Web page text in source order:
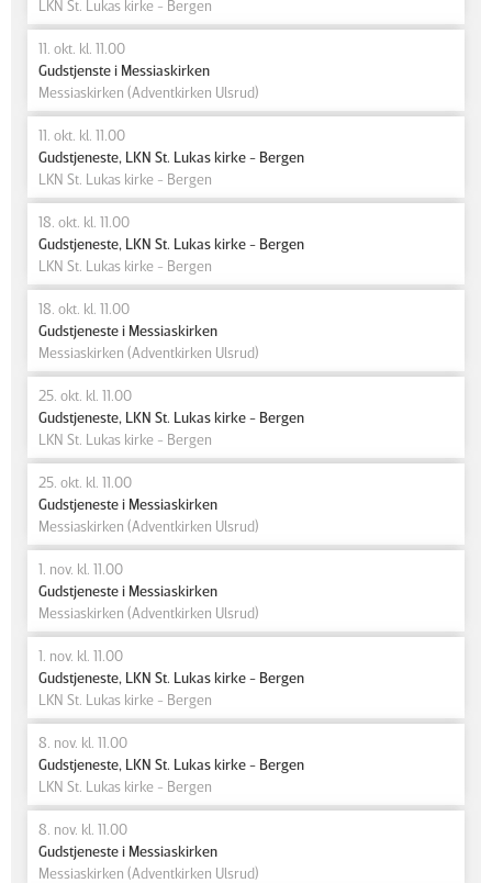
LKN St. Lukas kirke - Bergen
11. okt. kl. 11.00
Gudstjenste i Messiaskirken
Messiaskirken (Adventkirken Ulsrud)
11. okt. kl. 11.00
Gudstjeneste, LKN St. Lukas kirke - Bergen
LKN St. Lukas kirke - Bergen
18. okt. kl. 11.00
Gudstjeneste, LKN St. Lukas kirke - Bergen
LKN St. Lukas kirke - Bergen
18. okt. kl. 11.00
Gudstjeneste i Messiaskirken
Messiaskirken (Adventkirken Ulsrud)
25. okt. kl. 11.00
Gudstjeneste, LKN St. Lukas kirke - Bergen
LKN St. Lukas kirke - Bergen
25. okt. kl. 11.00
Gudstjeneste i Messiaskirken
Messiaskirken (Adventkirken Ulsrud)
1. nov. kl. 11.00
Gudstjeneste i Messiaskirken
Messiaskirken (Adventkirken Ulsrud)
1. nov. kl. 11.00
Gudstjeneste, LKN St. Lukas kirke - Bergen
LKN St. Lukas kirke - Bergen
8. nov. kl. 11.00
Gudstjeneste, LKN St. Lukas kirke - Bergen
LKN St. Lukas kirke - Bergen
8. nov. kl. 11.00
Gudstjeneste i Messiaskirken
Messiaskirken (Adventkirken Ulsrud)